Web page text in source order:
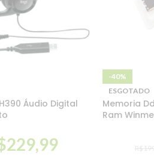
Áudio Digital
229,99
-40%
ESGOTADO
Memoria
Ram
R$